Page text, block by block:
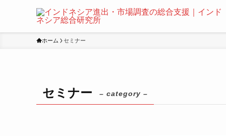
ホーム セミナー
セミナー – category –